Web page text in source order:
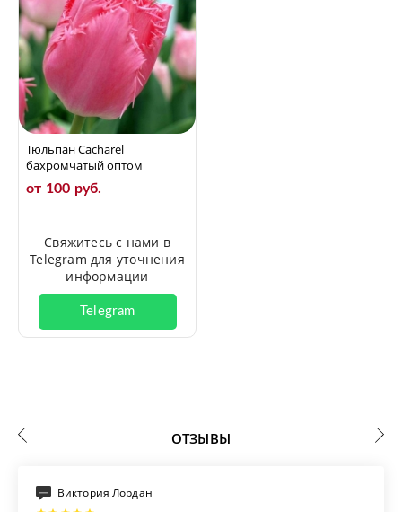
Тюльпан Cacharel
бахромчатый оптом
от 100 руб.
Свяжитесь с нами в
Telegram для уточнения
информации
Telegram
ОТЗЫВЫ
Виктория Лордан